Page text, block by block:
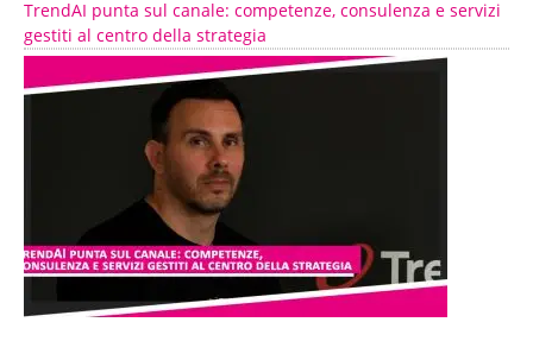
TrendAI punta sul canale: competenze, consulenza e servizi
gestiti al centro della strategia